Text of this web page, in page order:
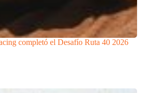
completó el Desafío Ruta 40 2026